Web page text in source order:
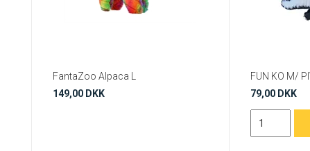
FantaZoo Alpaca L
149,00 DKK
79,00 DKK